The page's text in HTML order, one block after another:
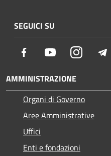
SEGUICI SU
Facebook YoutubeInstagram
AMMINISTRAZIONE
Organi di Governo
Aree Amministrative
Uffici
Enti e fondazioni